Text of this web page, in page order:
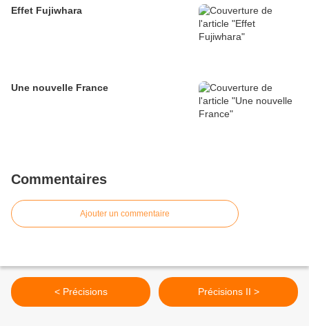
Effet Fujiwhara
Une nouvelle France
Commentaires
Ajouter un commentaire
< Précisions Précisions II >